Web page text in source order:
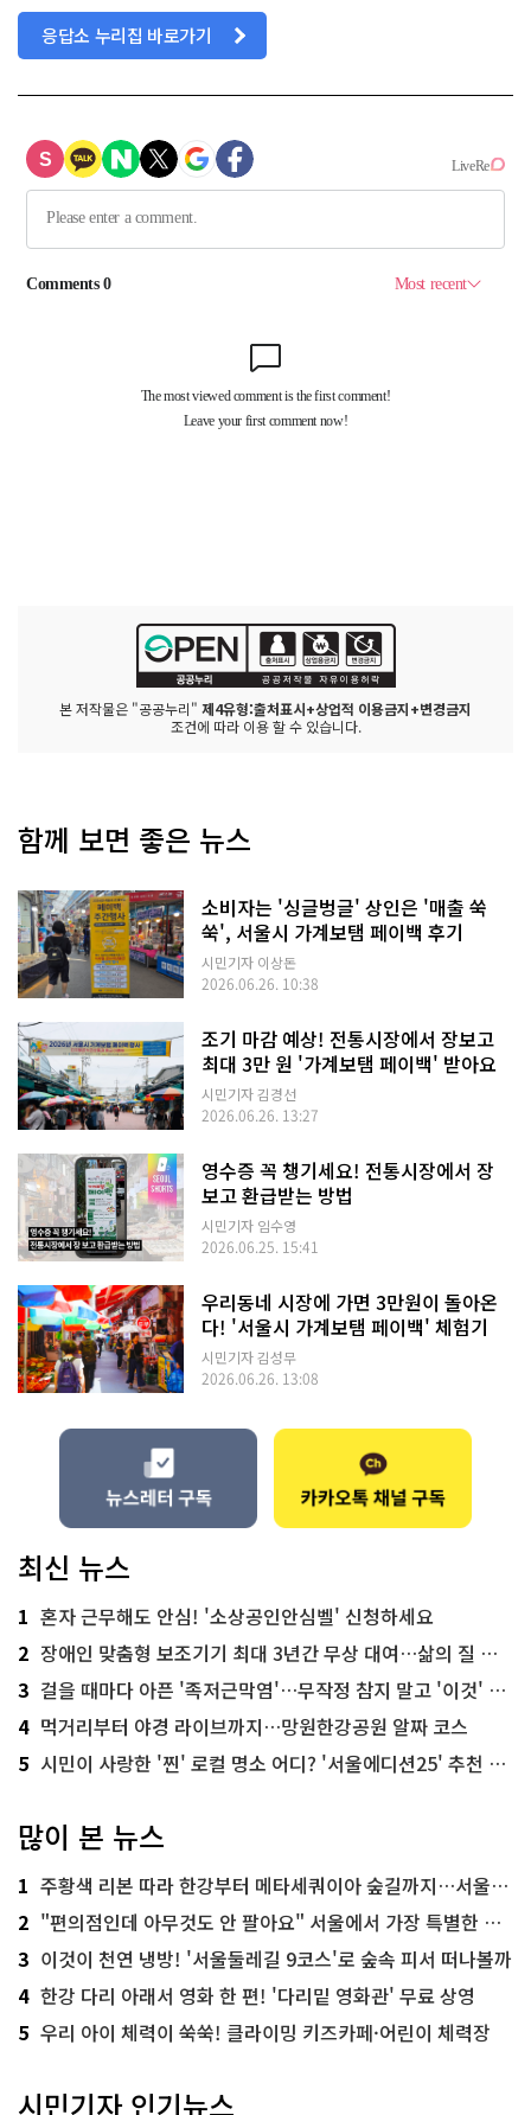
응답소 누리집 바로가기
본 저작물은 "공공누리" 제4유형:출처표시+상업적 이용금지+변경금지
조건에 따라 이용 할 수 있습니다.
함께 보면 좋은 뉴스
소비자는 '싱글벙글' 상인은 '매출 쑥
쑥', 서울시 가계보탬 페이백 후기
시민기자 이상돈
2026.06.26. 10:38
조기 마감 예상! 전통시장에서 장보고
최대 3만 원 '가계보탬 페이백' 받아요
시민기자 김경선
2026.06.26. 13:27
영수증 꼭 챙기세요! 전통시장에서 장
보고 환급받는 방법
시민기자 임수영
2026.06.25. 15:41
우리동네 시장에 가면 3만원이 돌아온
다! '서울시 가계보탬 페이백' 체험기
시민기자 김성무
2026.06.26. 13:08
최신 뉴스
1 혼자 근무해도 안심! '소상공인안심벨' 신청하세요
2 장애인 맞춤형 보조기기 최대 3년간 무상 대여…삶의 질 높인다
3 걸을 때마다 아픈 '족저근막염'…무작정 참지 말고 '이것' 해보세요!
4 먹거리부터 야경 라이브까지…망원한강공원 알짜 코스
5 시민이 사랑한 '찐' 로컬 명소 어디? '서울에디션25' 추천 코스
많이 본 뉴스
1 주황색 리본 따라 한강부터 메타세쿼이아 숲길까지…서울둘레길 15코스
2 "편의점인데 아무것도 안 팔아요" 서울에서 가장 특별한 편의점의 정체
3 이것이 천연 냉방! '서울둘레길 9코스'로 숲속 피서 떠나볼까
4 한강 다리 아래서 영화 한 편! '다리밑 영화관' 무료 상영
5 우리 아이 체력이 쑥쑥! 클라이밍 키즈카페·어린이 체력장
시민기자 인기뉴스